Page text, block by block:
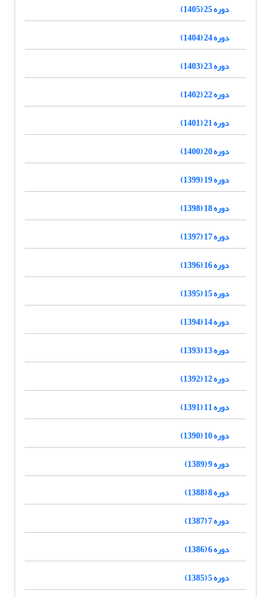
دوره 25 (1405)
دوره 24 (1404)
دوره 23 (1403)
دوره 22 (1402)
دوره 21 (1401)
دوره 20 (1400)
دوره 19 (1399)
دوره 18 (1398)
دوره 17 (1397)
دوره 16 (1396)
دوره 15 (1395)
دوره 14 (1394)
دوره 13 (1393)
دوره 12 (1392)
دوره 11 (1391)
دوره 10 (1390)
دوره 9 (1389)
دوره 8 (1388)
دوره 7 (1387)
دوره 6 (1386)
دوره 5 (1385)